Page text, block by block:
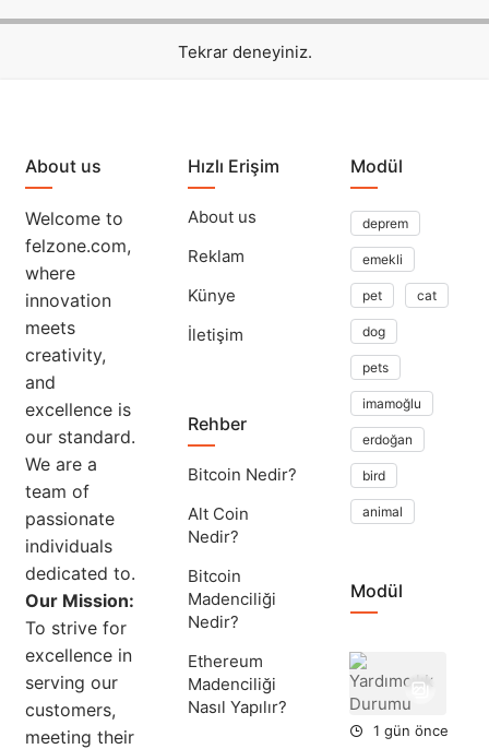
Tekrar deneyiniz.
About us
Welcome to
felzone.com,
where
innovation
meets
creativity,
and
excellence is
our standard.
We are a
team of
passionate
individuals
dedicated to.
Our Mission:
To strive for
excellence in
serving our
customers,
meeting their
Hızlı Erişim
About us
Reklam
Künye
İletişim
Rehber
Bitcoin Nedir?
Alt Coin
Nedir?
Bitcoin
Madenciliği
Nedir?
Ethereum
Madenciliği
Nasıl Yapılır?
Modül
deprem
emekli
pet cat
dog
pets
imamoğlu
erdoğan
bird
animal
Modül
1 gün önce